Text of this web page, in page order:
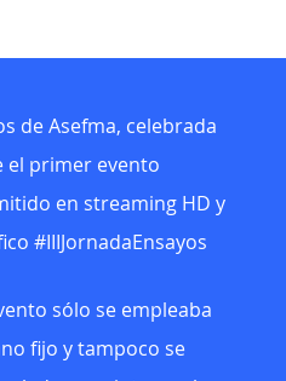
de Asefma, celebrada
el primer evento
en streaming HD y
#IIIJornadaEnsayos
sólo se empleaba
fijo y tampoco se